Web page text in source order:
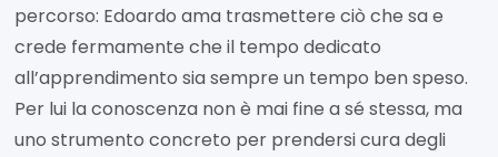
percorso: Edoardo ama trasmettere ciò che sa e
crede fermamente che il tempo dedicato
all’apprendimento sia sempre un tempo ben speso.
Per lui la conoscenza non è mai fine a sé stessa, ma
uno strumento concreto per prendersi cura degli